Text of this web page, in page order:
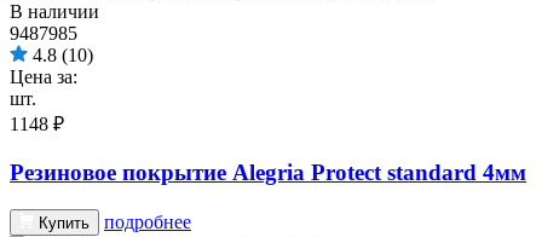
В наличии
9487985
4.8 (10)
Цена за:
шт.
1148 ₽
Резиновое покрытие Alegria Protect standard 4мм
Купить подробнее